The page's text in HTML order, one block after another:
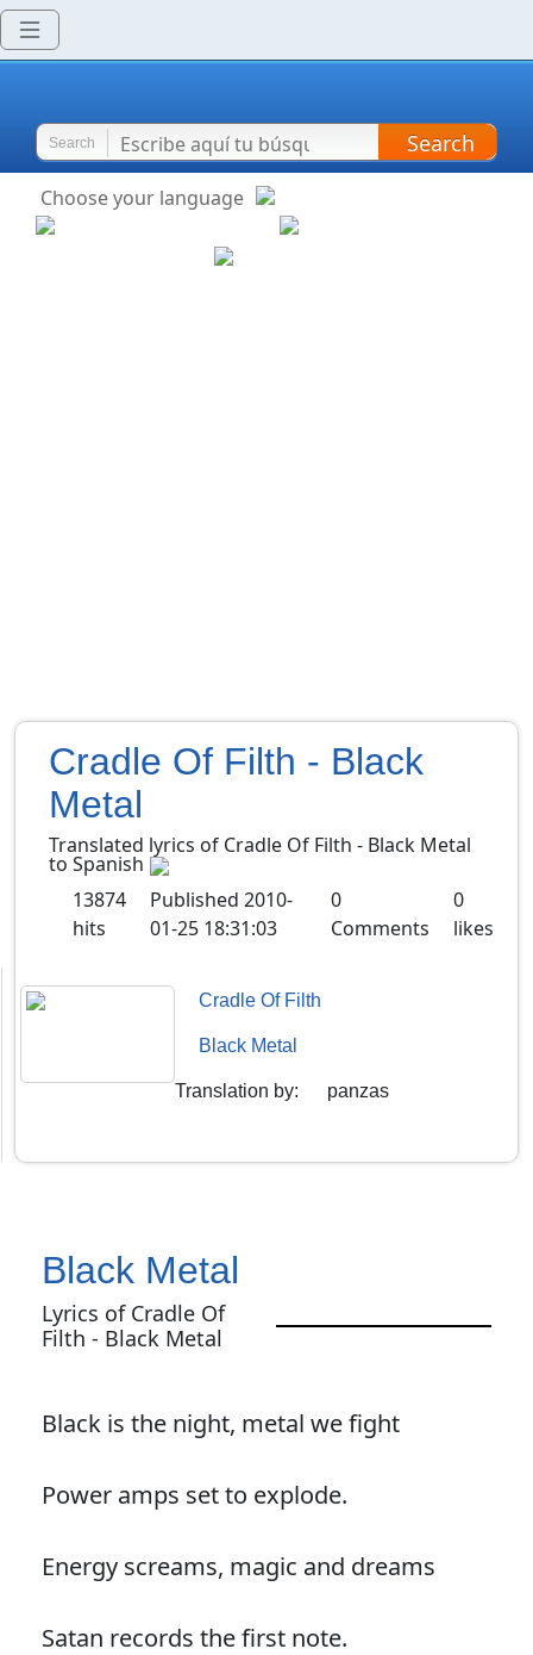
Search Search
Choose your language
Cradle Of Filth - Black
Metal
Translated lyrics of Cradle Of Filth - Black Metal
to Spanish
13874
hits
Published 2010-
01-25 18:31:03
0
Comments
0
likes
Cradle Of Filth
Black Metal
Translation by: panzas
Black Metal
Lyrics of Cradle Of
Filth - Black Metal
Black is the night, metal we fight
Power amps set to explode.
Energy screams, magic and dreams
Satan records the first note.